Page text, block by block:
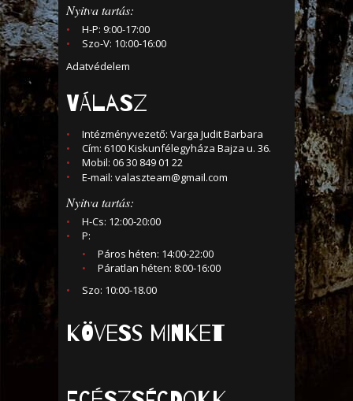
Nyitva tartás:
H-P: 9:00-17:00
Szo-V: 10:00-16:00
Adatvédelem
VÁLASZ
Intézményvezető: Varga Judit Barbara
Cím: 6100 Kiskunfélegyháza Bajza u. 36.
Mobil: 06 30 849 01 22
E-mail: valaszteam@gmail.com
Nyitva tartás:
H-Cs: 12:00-20:00
P:
Páros héten: 14:00-22:00
Páratlan héten: 8:00-16:00
Szo: 10:00-18.00
KÖVESS MINKET